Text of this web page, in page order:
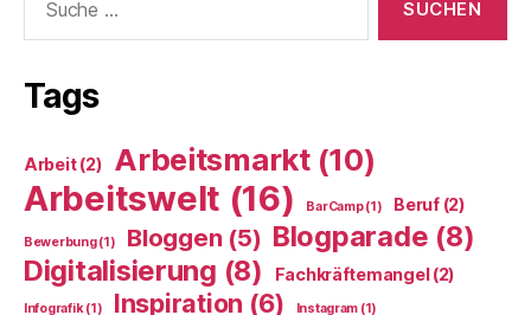
nach:
Tags
Arbeit(2) Arbeitsmarkt(10)
Arbeitswelt (16) BarCamp(1) Beruf(2)
Bewerbung(1) Bloggen(5) Blogparade (8)
Digitalisierung (8) Fachkräftemangel(2)
Infografik(1) Inspiration (6) Instagram (1)